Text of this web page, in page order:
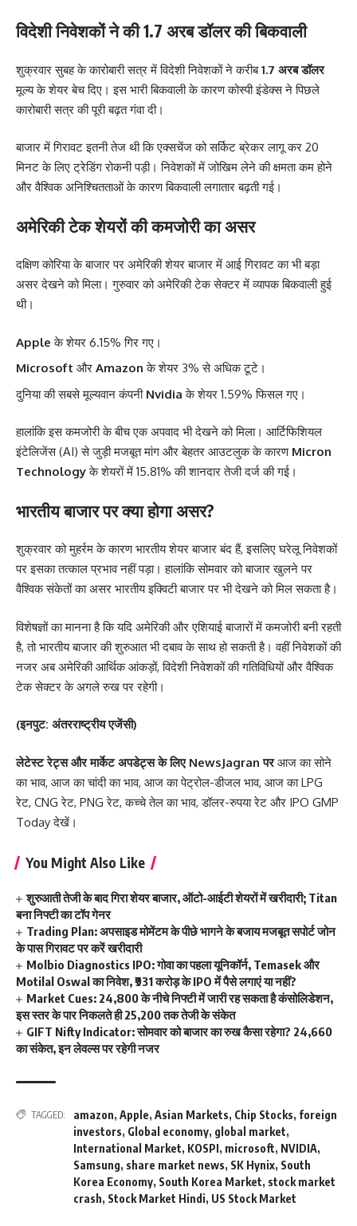
विदेशी निवेशकों ने की 1.7 अरब डॉलर की बिकवाली
शुक्रवार सुबह के कारोबारी सत्र में विदेशी निवेशकों ने करीब1.7 अरब डॉलर
मूल्य के शेयर बेच दिए। इस भारी बिकवाली के कारण कोस्पी इंडेक्स ने पिछले
कारोबारी सत्र की पूरी बढ़त गंवा दी।
बाजार में गिरावट इतनी तेज थी कि एक्सचेंज को सर्किट ब्रेकर लागू कर 20
मिनट के लिए ट्रेडिंग रोकनी पड़ी। निवेशकों में जोखिम लेने की क्षमता कम होने
और वैश्विक अनिश्चितताओं के कारण बिकवाली लगातार बढ़ती गई।
अमेरिकी टेक शेयरों की कमजोरी का असर
दक्षिण कोरिया के बाजार पर अमेरिकी शेयर बाजार में आई गिरावट का भी बड़ा
असर देखने को मिला। गुरुवार को अमेरिकी टेक सेक्टर में व्यापक बिकवाली हुई
थी।
Apple के शेयर 6.15% गिर गए।
Microsoft और Amazon के शेयर 3% से अधिक टूटे।
दुनिया की सबसे मूल्यवान कंपनी Nvidia के शेयर 1.59% फिसल गए।
हालांकि इस कमजोरी के बीच एक अपवाद भी देखने को मिला। आर्टिफिशियल
इंटेलिजेंस (AI) से जुड़ी मजबूत मांग और बेहतर आउटलुक के कारण Micron
Technologyके शेयरों में 15.81% की शानदार तेजी दर्ज की गई।
भारतीय बाजार पर क्या होगा असर?
शुक्रवार को मुहर्रम के कारण भारतीय शेयर बाजार बंद हैं, इसलिए घरेलू निवेशकों
पर इसका तत्काल प्रभाव नहीं पड़ा। हालांकि सोमवार को बाजार खुलने पर
वैश्विक संकेतों का असर भारतीय इक्विटी बाजार पर भी देखने को मिल सकता है।
विशेषज्ञों का मानना है कि यदि अमेरिकी और एशियाई बाजारों में कमजोरी बनी रहती
है, तो भारतीय बाजार की शुरुआत भी दबाव के साथ हो सकती है। वहीं निवेशकों की
नजर अब अमेरिकी आर्थिक आंकड़ों, विदेशी निवेशकों की गतिविधियों और वैश्विक
टेक सेक्टर के अगले रुख पर रहेगी।
(इनपुट: अंतरराष्ट्रीय एजेंसी)
लेटेस्ट रेट्स और मार्केट अपडेट्स के लिए NewsJagran पर आज का सोने
का भाव, आज का चांदी का भाव, आज का पेट्रोल-डीजल भाव, आज का LPG
रेट, CNG रेट, PNG रेट,कच्चे तेल का भाव,डॉलर-रुपया रेट और IPO GMP
Todayदेखें।
You Might Also Like
शुरुआती तेजी के बाद गिरा शेयर बाजार, ऑटो-आईटी शेयरों में खरीदारी; Titan
बना निफ्टी का टॉप गेनर
Trading Plan: अपसाइड मोमेंटम के पीछे भागने के बजाय मजबूत सपोर्ट जोन
के पास गिरावट पर करें खरीदारी
Molbio Diagnostics IPO: गोवा का पहला यूनिकॉर्न, Temasek और
Motilal Oswal का निवेश, ₹931 करोड़ के IPO में पैसे लगाएं या नहीं?
Market Cues: 24,800 के नीचे निफ्टी में जारी रह सकता है कंसोलिडेशन,
इस स्तर के पार निकलते ही 25,200 तक तेजी के संकेत
GIFT Nifty Indicator: सोमवार को बाजार का रुख कैसा रहेगा? 24,660
का संकेत, इन लेवल्स पर रहेगी नजर
TAGGED: amazon, Apple, Asian Markets, Chip Stocks, foreign
investors, Global economy, global market,
International Market, KOSPI, microsoft, NVIDIA,
Samsung, share market news, SK Hynix, South
Korea Economy, South Korea Market, stock market
crash, Stock Market Hindi, US Stock Market